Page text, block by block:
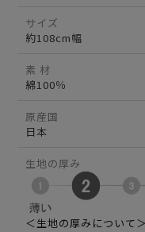
サイズ
約108cm幅
素 材
綿100％
原産国
日本
生地の厚み
＜生地の厚みについて